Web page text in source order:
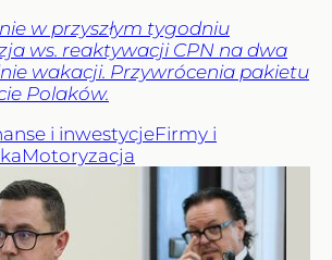
w przyszłym tygodniu
ws. reaktywacji CPN na dwa
wakacji. Przywrócenia pakietu
Polaków.
i inwestycjeFirmy i
Motoryzacja